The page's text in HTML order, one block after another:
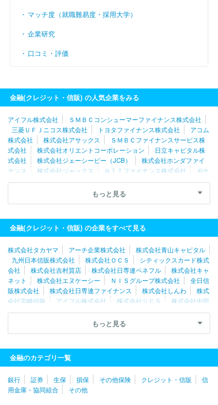
マッチ度（就職難易度・採用大学）
企業研究
口コミ・評価
金融(クレジット・信販) の人気企業をみる
アイフル株式会社
ＳＭＢＣコンシューマーファイナンス株式会社
三菱ＵＦＪニコス株式会社
トヨタファイナンス株式会社
アコム
株式会社
株式会社アサックス
ＳＭＢＣファイナンスサービス株
式会社
株式会社オリエントコーポレーション
日立キャピタル株
式会社
株式会社ジェーシービー（JCB）
株式会社ホンダファイ
ナンス
株式会社ジャックス ＮＴＴファイナンス株式会社
ポケ
ットカード株式会社
楽天カード株式会社 株式会社ＵＣＳ
株式
株式会社銀蔵 株式会社日本プラム
ダイレク
トワン株式会社
ド株式会社
株式会社しんきんカード
株式会社日専連ファイナン
ス
株式会社エム・アール・エフ 出光クレジット株式会社
もっと見る
金融(クレジット・信販) の企業をすべて見る
株式会社タカヤマ アーチ企業株式会社
株式会社青山キャピタル
九州日本信販株式会社
株式会社ＯＣＳ
シティックスカード株式
会社
株式会社吉村質店 株式会社日専連ベネフル
株式会社キャ
ネット
株式会社エヌケーシー ＮＩＳグループ株式会社
全日信
販株式会社
株式会社日専連ファイナンス 株式会社しんわ
株式
会社宮崎信販
アイフル株式会社 株式会社ＵＣＳ
株式会社中部
しんきんカード
トヨタファイナンシャルサービス株式会社
イズ
株式会社日本プラム
三井住友カード株式会
社
レディア
ＦＴＣ株式会社 株式会社全東信
ダイレクトワン株式
会社
東京関根産業株式会社
社銀蔵
Ｎｅｘｕｓ Ｃａｒｄ株式会社 東急カード株式会社
ラ
イフカード株式会社
株式会社アビック
もっと見る
金融のカテゴリ一覧
銀行 証券 生保 損保 その他保険 クレジット・信販
信
用金庫・協同組合
その他